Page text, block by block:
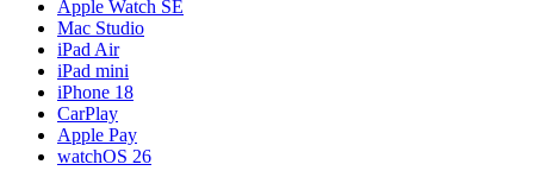
Apple Watch SE
Mac Studio
iPad Air
iPad mini
iPhone 18
CarPlay
Apple Pay
watchOS 26